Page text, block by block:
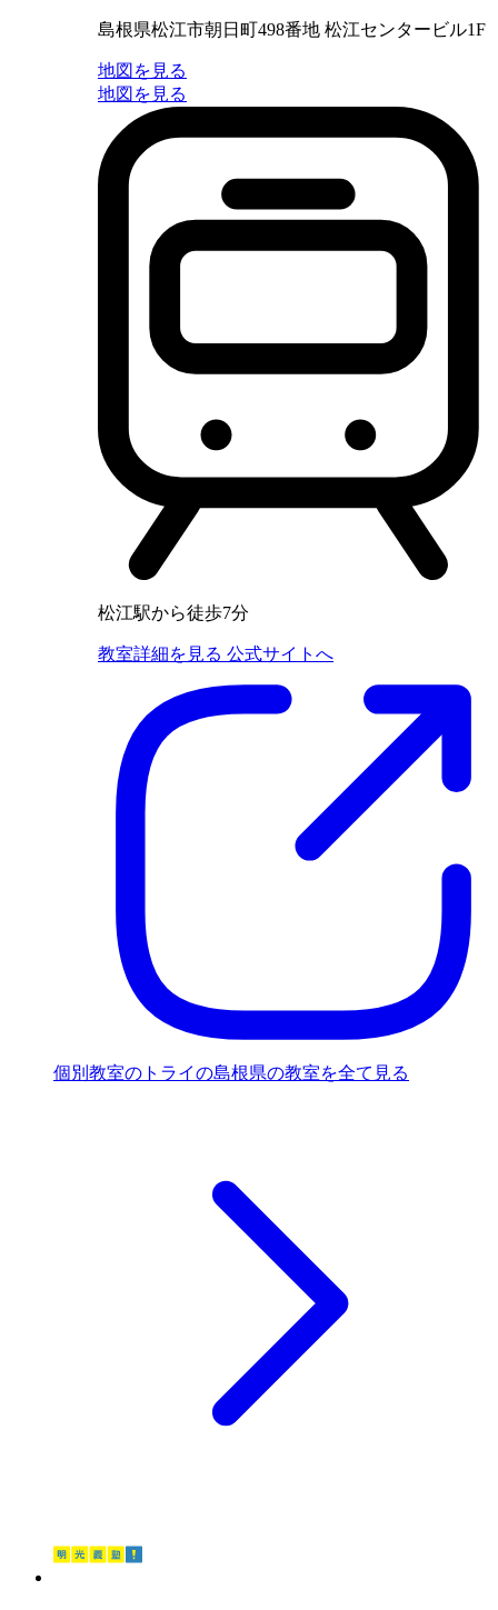
島根県松江市朝日町498番地 松江センタービル1F
地図を見る
地図を見る
松江駅から徒歩7分
教室詳細を見る 公式サイトへ
個別教室のトライの島根県の教室を全て見る